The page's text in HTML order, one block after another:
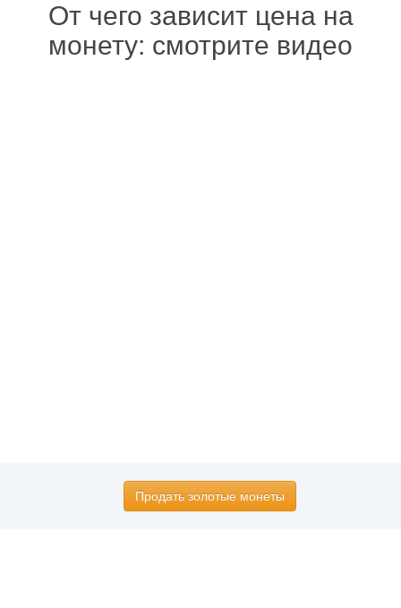
От чего зависит цена на
монету: смотрите видео
Продать золотые монеты